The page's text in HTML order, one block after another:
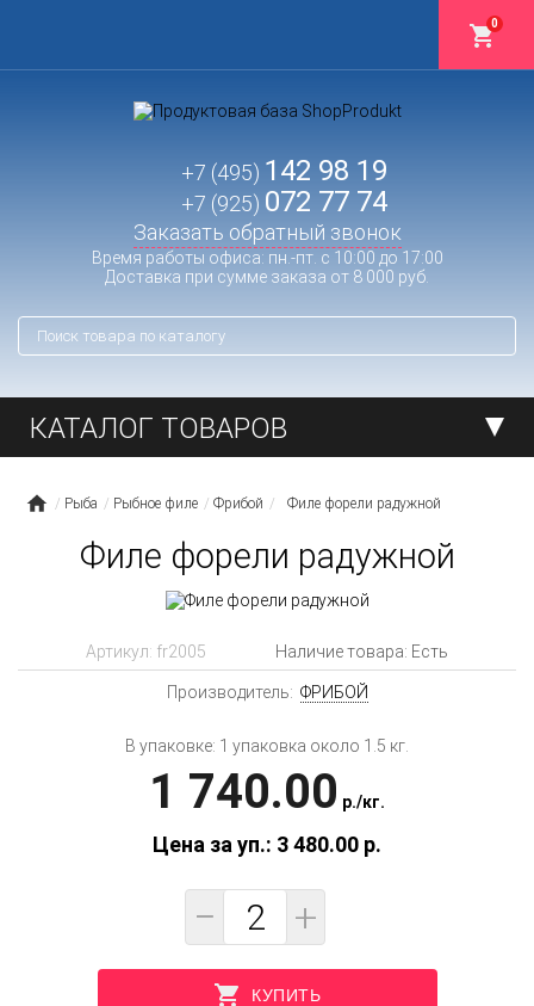
0
+7 (495) 142 98 19
+7 (925) 072 77 74
Заказать обратный звонок
Время работы офиса: пн.-пт. с 10:00 до 17:00
Доставка при сумме заказа от 8 000 руб.
КАТАЛОГ ТОВАРОВ
Рыба Рыбное филе Фрибой Филе форели радужной
Филе форели радужной
Артикул: fr2005 Наличие товара: Есть
Производитель: ФРИБОЙ
В упаковке: 1 упаковка около 1.5 кг.
1 740.00 p./кг.
Цена за уп.: 3 480.00 p.
− +
КУПИТЬ